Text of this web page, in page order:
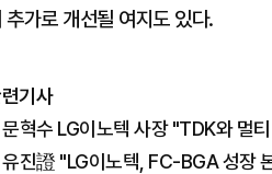
추가로 개선될 여지도 있다.
기사
문혁수 LG이노텍 사장 "TDK와 멀
유진證 "LG이노텍, FC-BGA 성장